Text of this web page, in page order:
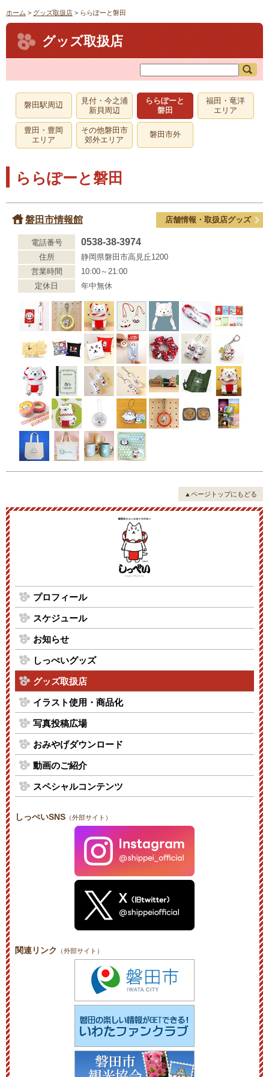
ホーム > グッズ取扱店 > ららぽーと磐田
グッズ取扱店
磐田駅周辺
見付・今之浦
新貝周辺
ららぽーと
磐田
福田・竜洋
エリア
豊田・豊岡
エリア
その他磐田市
郊外エリア
磐田市外
ららぽーと磐田
磐田市情報館 店舗情報・取扱店グッズ
電話番号 0538-38-3974
住所
静岡県磐田市高見丘1200
営業時間
10:00～21:00
定休日
年中無休
▲ページトップにもどる
プロフィール
スケジュール
お知らせ
しっぺいグッズ
グッズ取扱店
イラスト使用・商品化
写真投稿広場
おみやげダウンロード
動画のご紹介
スペシャルコンテンツ
しっぺいSNS （外部サイト）
関連リンク （外部サイト）